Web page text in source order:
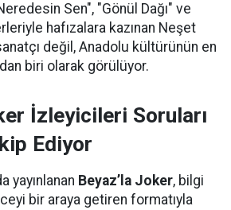
Sen", "Gönül Dağı" ve
hafızalara kazınan Neşet
değil, Anadolu kültürünün en
biri olarak görülüyor.
İzleyicileri Soruları
Ediyor
yayınlanan Beyaz’la Joker, bilgi
bir araya getiren formatıyla